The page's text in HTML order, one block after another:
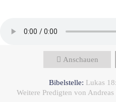
Anschauen
Bibelstelle: Lukas
Weitere Predigten von Andreas